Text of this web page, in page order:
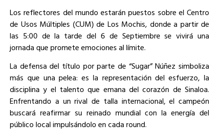
Los reflectores del mundo estarán puestos sobre el Centro
de Usos Múltiples (CUM) de Los Mochis, donde a partir de
las 5:00 de la tarde del 6 de Septiembre se vivirá una
jornada que promete emociones al límite.
La defensa del título por parte de “Sugar” Núñez simboliza
más que una pelea: es la representación del esfuerzo, la
disciplina y el talento que emana del corazón de Sinaloa.
Enfrentando a un rival de talla internacional, el campeón
buscará reafirmar su reinado mundial con la energía del
público local impulsándolo en cada round.